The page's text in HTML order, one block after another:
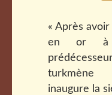
« Après
en or à
turkmène
inaugure la